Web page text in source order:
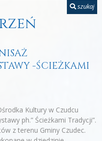
szukaj
-ŚCIEŻKAMI
Kultury w Czudcu
ph.” Ścieżkami Tradycji”.
z terenu Gminy Czudec.